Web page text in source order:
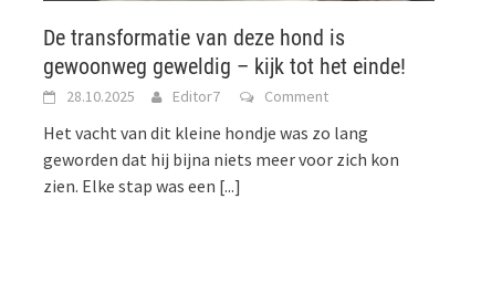
De transformatie van deze hond is
gewoonweg geweldig – kijk tot het einde!
28.10.2025 Editor7 Comment
Het vacht van dit kleine hondje was zo lang
geworden dat hij bijna niets meer voor zich kon
zien. Elke stap was een [...]